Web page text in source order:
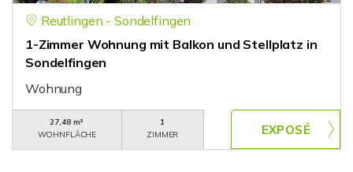
Reutlingen - Sondelfingen
1-Zimmer Wohnung mit Balkon und Stellplatz in
Sondelfingen
Wohnung
27,48 m²
WOHNFLÄCHE
1
ZIMMER